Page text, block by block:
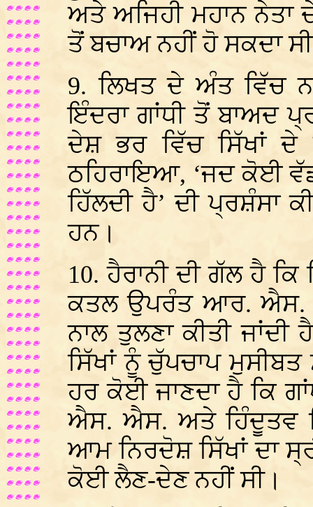
ਅਤੇ ਅਜਿਹੀ ਮਹਾਨ
ਤੋਂ ਬਚਾਅ ਨਹੀਂ ਹੋ ਸਕਦਾ
9. ਲਿਖਤ ਦੇ ਅੰਤ ਵਿੱਚ
ਇੰਦਰਾ ਗਾਂਧੀ ਤੋਂ ਬਾਅਦ
ਦੇਸ਼ ਭਰ ਵਿੱਚ ਸਿੱਖਾਂ
ਠਹਿਰਾਇਆ, ‘ਜਦ ਕੋਈ
ਹਿੱਲਦੀ ਹੈ’ ਦੀ ਪ੍ਰਸ਼ੰਸਾ
ਹਨ।
10. ਹੈਰਾਨੀ ਦੀ ਗੱਲ ਹੈ
ਕਤਲ ਉਪਰੰਤ ਆਰ. ਐਸ.
ਨਾਲ ਤੁਲਣਾ ਕੀਤੀ
ਸਿੱਖਾਂ ਨੂੰ ਚੁੱਪਚਾਪ
ਹਰ ਕੋਈ ਜਾਣਦਾ ਹੈ ਕਿ
ਐਸ. ਐਸ. ਅਤੇ ਹਿੰਦੂਤਵ
ਆਮ ਨਿਰਦੋਸ਼ ਸਿੱਖਾਂ ਦਾ
ਕੋਈ ਲੈਣ-ਦੇਣ ਨਹੀਂ ਸੀ।